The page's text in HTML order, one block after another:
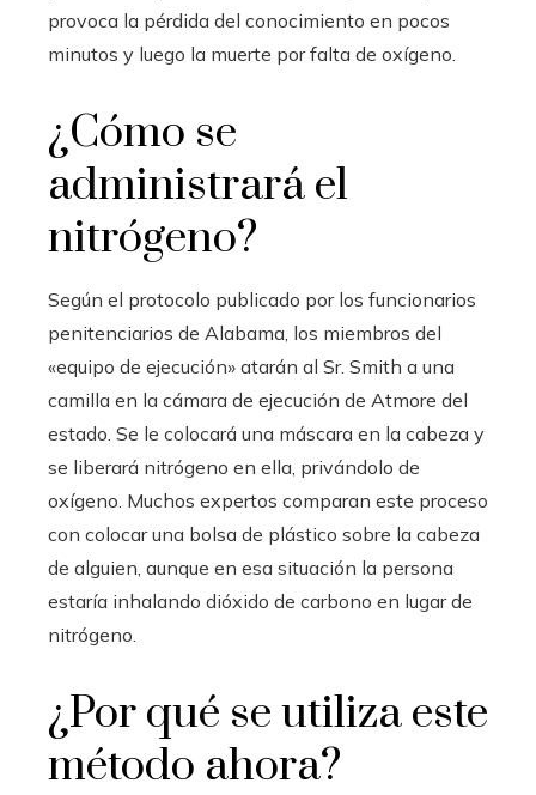
provoca la pérdida del conocimiento en pocos
minutos y luego la muerte por falta de oxígeno.
¿Cómo se
administrará el
nitrógeno?
Según el protocolo publicado por los funcionarios
penitenciarios de Alabama, los miembros del
«equipo de ejecución» atarán al Sr. Smith a una
camilla en la cámara de ejecución de Atmore del
estado. Se le colocará una máscara en la cabeza y
se liberará nitrógeno en ella, privándolo de
oxígeno. Muchos expertos comparan este proceso
con colocar una bolsa de plástico sobre la cabeza
de alguien, aunque en esa situación la persona
estaría inhalando dióxido de carbono en lugar de
nitrógeno.
¿Por qué se utiliza este
método ahora?